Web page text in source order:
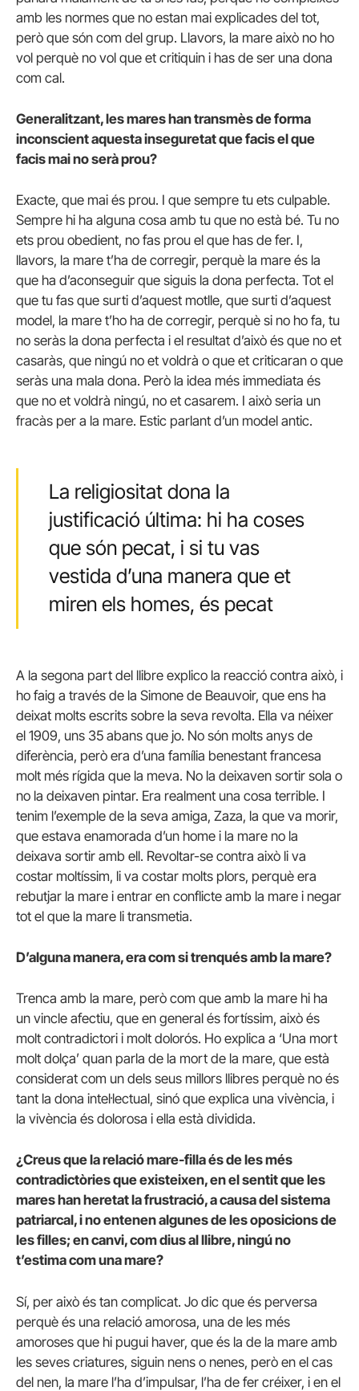
amb les normes que no estan mai explicades del tot,
però que són com del grup. Llavors, la mare això no ho
vol perquè no vol que et critiquin i has de ser una dona
com cal.
Generalitzant, les mares han transmès de forma
inconscient aquesta inseguretat que facis el que
facis mai no serà prou?
Exacte, que mai és prou. I que sempre tu ets culpable.
Sempre hi ha alguna cosa amb tu que no està bé. Tu no
ets prou obedient, no fas prou el que has de fer. I,
llavors, la mare t’ha de corregir, perquè la mare és la
que ha d’aconseguir que siguis la dona perfecta. Tot el
que tu fas que surti d’aquest motlle, que surti d’aquest
model, la mare t’ho ha de corregir, perquè si no ho fa, tu
no seràs la dona perfecta i el resultat d’això és que no et
casaràs, que ningú no et voldrà o que et criticaran o que
seràs una mala dona. Però la idea més immediata és
que no et voldrà ningú, no et casarem. I això seria un
fracàs per a la mare. Estic parlant d’un model antic.
La religiositat dona la
justificació última: hi ha coses
que són pecat, i si tu vas
vestida d’una manera que et
miren els homes, és pecat
A la segona part del llibre explico la reacció contra això, i
ho faig a través de la Simone de Beauvoir, que ens ha
deixat molts escrits sobre la seva revolta. Ella va néixer
el 1909, uns 35 abans que jo. No són molts anys de
diferència, però era d’una família benestant francesa
molt més rígida que la meva. No la deixaven sortir sola o
no la deixaven pintar. Era realment una cosa terrible. I
tenim l’exemple de la seva amiga, Zaza, la que va morir,
que estava enamorada d’un home i la mare no la
deixava sortir amb ell. Revoltar-se contra això li va
costar moltíssim, li va costar molts plors, perquè era
rebutjar la mare i entrar en conflicte amb la mare i negar
tot el que la mare li transmetia.
D’alguna manera, era com si trenqués amb la mare?
Trenca amb la mare, però com que amb la mare hi ha
un vincle afectiu, que en general és fortíssim, això és
molt contradictori i molt dolorós. Ho explica a ‘Una mort
molt dolça’ quan parla de la mort de la mare, que està
considerat com un dels seus millors llibres perquè no és
tant la dona intel·lectual, sinó que explica una vivència, i
la vivència és dolorosa i ella està dividida.
¿Creus que la relació mare-filla és de les més
contradictòries que existeixen, en el sentit que les
mares han heretat la frustració, a causa del sistema
patriarcal, i no entenen algunes de les oposicions de
les filles; en canvi, com dius al llibre, ningú no
t’estima com una mare?
Sí, per això és tan complicat. Jo dic que és perversa
perquè és una relació amorosa, una de les més
amoroses que hi pugui haver, que és la de la mare amb
les seves criatures, siguin nens o nenes, però en el cas
del nen, la mare l’ha d’impulsar, l’ha de fer créixer, i en el